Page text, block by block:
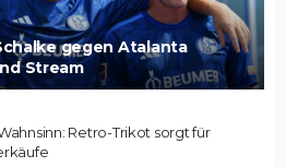
gegen Atalanta
Stream
Retro-Trikot sorgt für